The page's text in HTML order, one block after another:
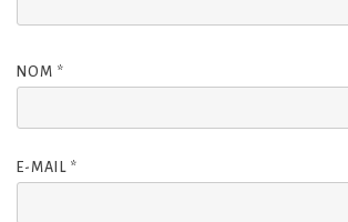
NOM *
E-MAIL *